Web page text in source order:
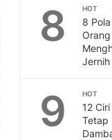
8 HOT
8
Jernih
9 HOT
12
Tetap